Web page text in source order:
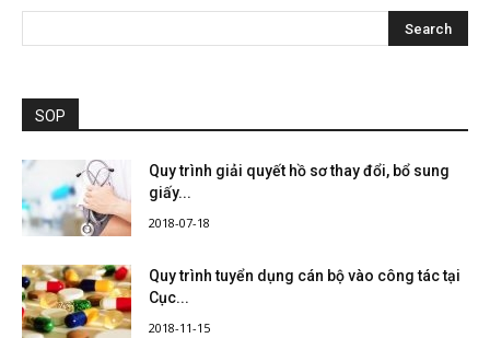
SOP
Quy trình giải quyết hồ sơ thay đổi, bổ sung
giấy...
2018-07-18
Quy trình tuyển dụng cán bộ vào công tác tại
Cục...
2018-11-15